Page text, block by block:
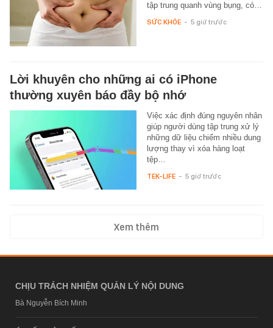
tập trung quanh vùng bụng, có…
SỨC KHỎE - 5 giờ trước
Lời khuyên cho những ai có iPhone
thường xuyên báo đầy bộ nhớ
Việc xác định đúng nguyên nhân
giúp người dùng tập trung xử lý
những dữ liệu chiếm nhiều dung
lượng thay vì xóa hàng loạt
tệp…
TEK-LIFE - 5 giờ trước
Xem thêm
CHỊU TRÁCH NHIỆM QUẢN LÝ NỘI DUNG
Bà Nguyễn Bích Minh